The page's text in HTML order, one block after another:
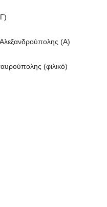
(Α)
(φιλικό)